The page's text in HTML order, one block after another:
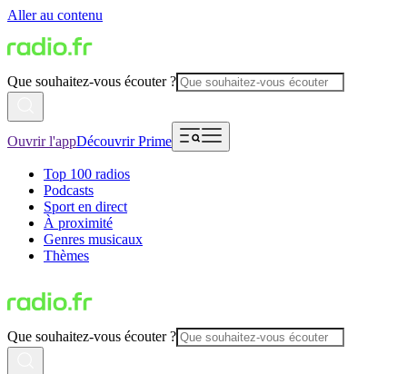
Aller au contenu
Que souhaitez-vous écouter ?
Ouvrir l'appDécouvrir Prime
Top 100 radios
Podcasts
Sport en direct
À proximité
Genres musicaux
Thèmes
Que souhaitez-vous écouter ?